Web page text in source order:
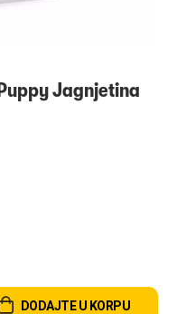
Jagnjetina
DODAJTE U KORPU